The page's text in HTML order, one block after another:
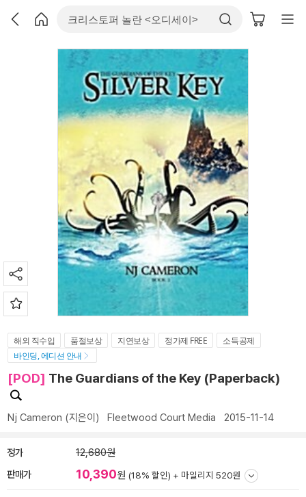
해외 직수입 품절보상 지연보상 정가제 FREE
소득공제
바인딩, 에디션 안내
[POD] The Guardians of the Key (Paperback)
Nj Cameron (지은이) Fleetwood Court Media 2015-11-14
정가 12,680원
판매가 10,390원 (18% 할인) + 마일리지 520원